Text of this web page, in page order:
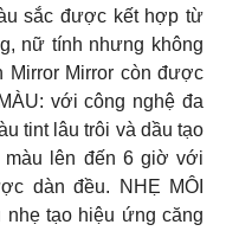
sắc được kết hợp từ
nữ tính nhưng không
Mirror Mirror còn được
với công nghệ đa
tint lâu trôi và dầu tạo
màu lên đến 6 giờ với
dàn đều. NHẸ MÔI
nhẹ tạo hiệu ứng căng